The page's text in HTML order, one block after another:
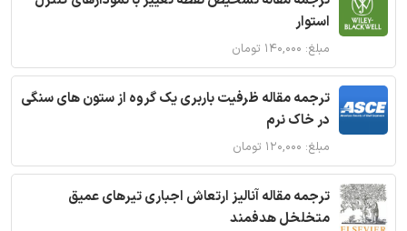
استوار
مبلغ: ۱۴۰,۰۰۰ تومان
ترجمه مقاله ظرفیت باربری یک گروه از ستون های سنگی
در خاک نرم
مبلغ: ۱۲۰,۰۰۰ تومان
ترجمه مقاله آنالیز ارتعاش اجباری تیرهای عمیق
متخلخل هدفمند